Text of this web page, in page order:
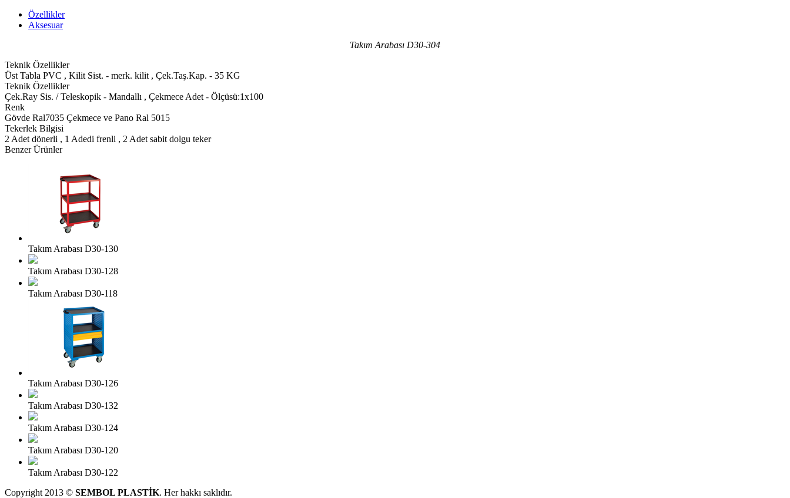
Özellikler
Aksesuar
Takım Arabası D30-304
Teknik Özellikler
Üst Tabla PVC , Kilit Sist. - merk. kilit , Çek.Taş.Kap. - 35 KG
Teknik Özellikler
Çek.Ray Sis. / Teleskopik - Mandallı , Çekmece Adet - Ölçüsü:1x100
Renk
Gövde Ral7035 Çekmece ve Pano Ral 5015
Tekerlek Bilgisi
2 Adet dönerli , 1 Adedi frenli , 2 Adet sabit dolgu teker
Benzer Ürünler
Takım Arabası D30-130
Takım Arabası D30-128
Takım Arabası D30-118
Takım Arabası D30-126
Takım Arabası D30-132
Takım Arabası D30-124
Takım Arabası D30-120
Takım Arabası D30-122
Copyright 2013 © SEMBOL PLASTİK. Her hakkı saklıdır.